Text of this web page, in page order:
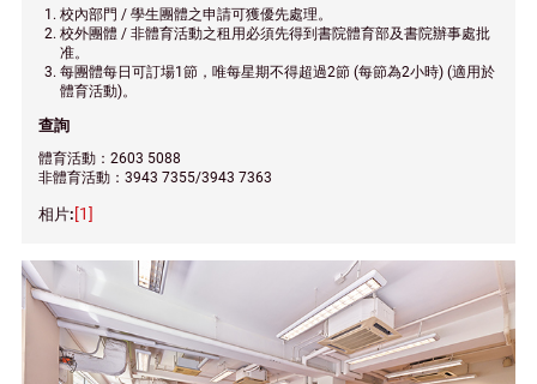
校內部門 / 學生團體之申請可獲優先處理。
校外團體 / 非體育活動之租用必須先得到書院體育部及書院辦事處批
准。
每團體每日可訂場1節，唯每星期不得超過2節 (每節為2小時) (適用於
體育活動)。
查詢
體育活動：2603 5088
非體育活動：3943 7355/3943 7363
[1]